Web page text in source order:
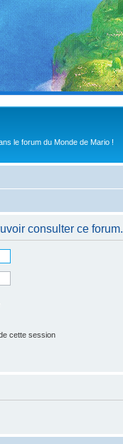
le forum du Monde de Mario !
consulter ce forum.
cette session